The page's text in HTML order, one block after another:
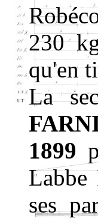
230
qu'en
La
1899
Labbe
ses